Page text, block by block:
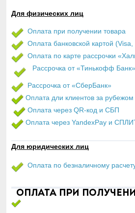
Для физических лиц
Оплата при получении товара
Оплата банковской картой
Оплата по карте рассрочки
Рассрочка от «Тинькофф Банк»
Рассрочка от «СберБанк»
Оплата дли клиентов за рубежом
Оплата через QR-код и СБП
Оплата через YandexPay и
Для юридических лиц
Оплата по безналичному
Оплата при